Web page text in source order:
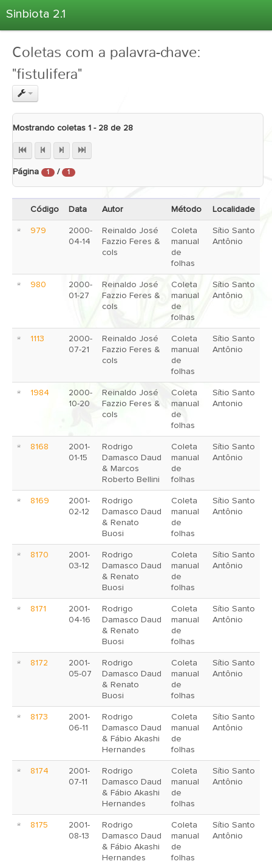
Sinbiota 2.1
Informações Ambientais
Coletas
Projetos
Unidades Depositárias
Atlas 2.1
Estatísticas
Login
Coletas com a palavra-chave:
"fistulifera"
Mostrando coletas 1 - 28 de 28
Página 1 / 1
Código Data Autor Método Localidade
979
2000-
04-14
Reinaldo José
Fazzio Feres &
cols
Coleta
manual
de
folhas
Sítio Santo
Antônio
980
2000-
01-27
Reinaldo José
Fazzio Feres &
cols
Coleta
manual
de
folhas
Sítio Santo
Antônio
1113
2000-
07-21
Reinaldo José
Fazzio Feres &
cols
Coleta
manual
de
folhas
Sítio Santo
Antônio
1984
2000-
10-20
Reinaldo José
Fazzio Feres &
cols
Coleta
manual
de
folhas
Sítio Santo
Antonio
8168
2001-
01-15
Rodrigo
Damasco Daud
& Marcos
Roberto Bellini
Coleta
manual
de
folhas
Sítio Santo
Antônio
8169
2001-
02-12
Rodrigo
Damasco Daud
& Renato
Buosi
Coleta
manual
de
folhas
Sítio Santo
Antônio
8170
2001-
03-12
Rodrigo
Damasco Daud
& Renato
Buosi
Coleta
manual
de
folhas
Sítio Santo
Antônio
8171
2001-
04-16
Rodrigo
Damasco Daud
& Renato
Buosi
Coleta
manual
de
folhas
Sítio Santo
Antônio
8172
2001-
05-07
Rodrigo
Damasco Daud
& Renato
Buosi
Coleta
manual
de
folhas
Sítio Santo
Antônio
8173
2001-
06-11
Rodrigo
Damasco Daud
& Fábio Akashi
Hernandes
Coleta
manual
de
folhas
Sítio Santo
Antônio
8174
2001-
07-11
Rodrigo
Damasco Daud
& Fábio Akashi
Hernandes
Coleta
manual
de
folhas
Sítio Santo
Antônio
8175
2001-
08-13
Rodrigo
Damasco Daud
& Fábio Akashi
Hernandes
Coleta
manual
de
folhas
Sítio Santo
Antônio